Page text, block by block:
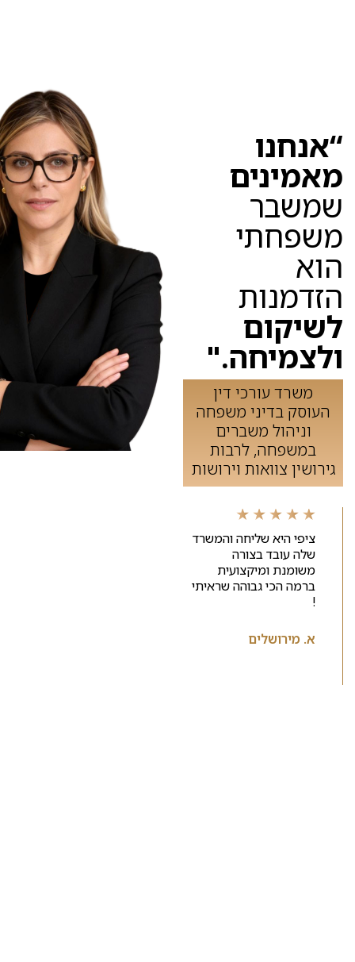
“אנחנו
מאמינים
שמשבר
משפחתי
הוא
הזדמנות
לשיקום
ולצמיחה."
משרד עורכי דין
העוסק בדיני משפחה
וניהול משברים
במשפחה, לרבות
גירושין צוואות וירושות
ציפי היא שליחה והמשרד
שלה עובד בצורה
משומנת ומיקצועית
ברמה הכי גבוהה שראיתי
!
א. מירושלים